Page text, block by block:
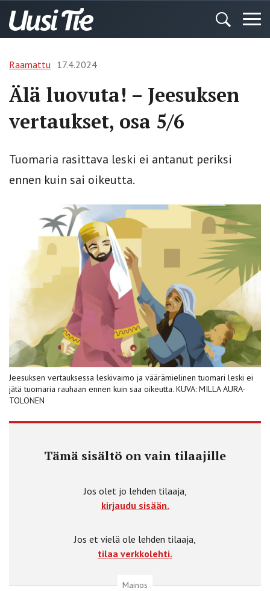
Raamattu 17.4.2024
Älä luovuta! – Jeesuksen
vertaukset, osa 5/6
Tuomaria rasittava leski ei antanut periksi
ennen kuin sai oikeutta.
Jeesuksen vertauksessa leskivaimo ja väärämielinen tuomari leski ei
jätä tuomaria rauhaan ennen kuin saa oikeutta. KUVA: MILLA AURA-
TOLONEN
Tämä sisältö on vain tilaajille
Jos olet jo lehden tilaaja,
kirjaudu sisään.
Jos et vielä ole lehden tilaaja,
tilaa verkkolehti.
Mainos